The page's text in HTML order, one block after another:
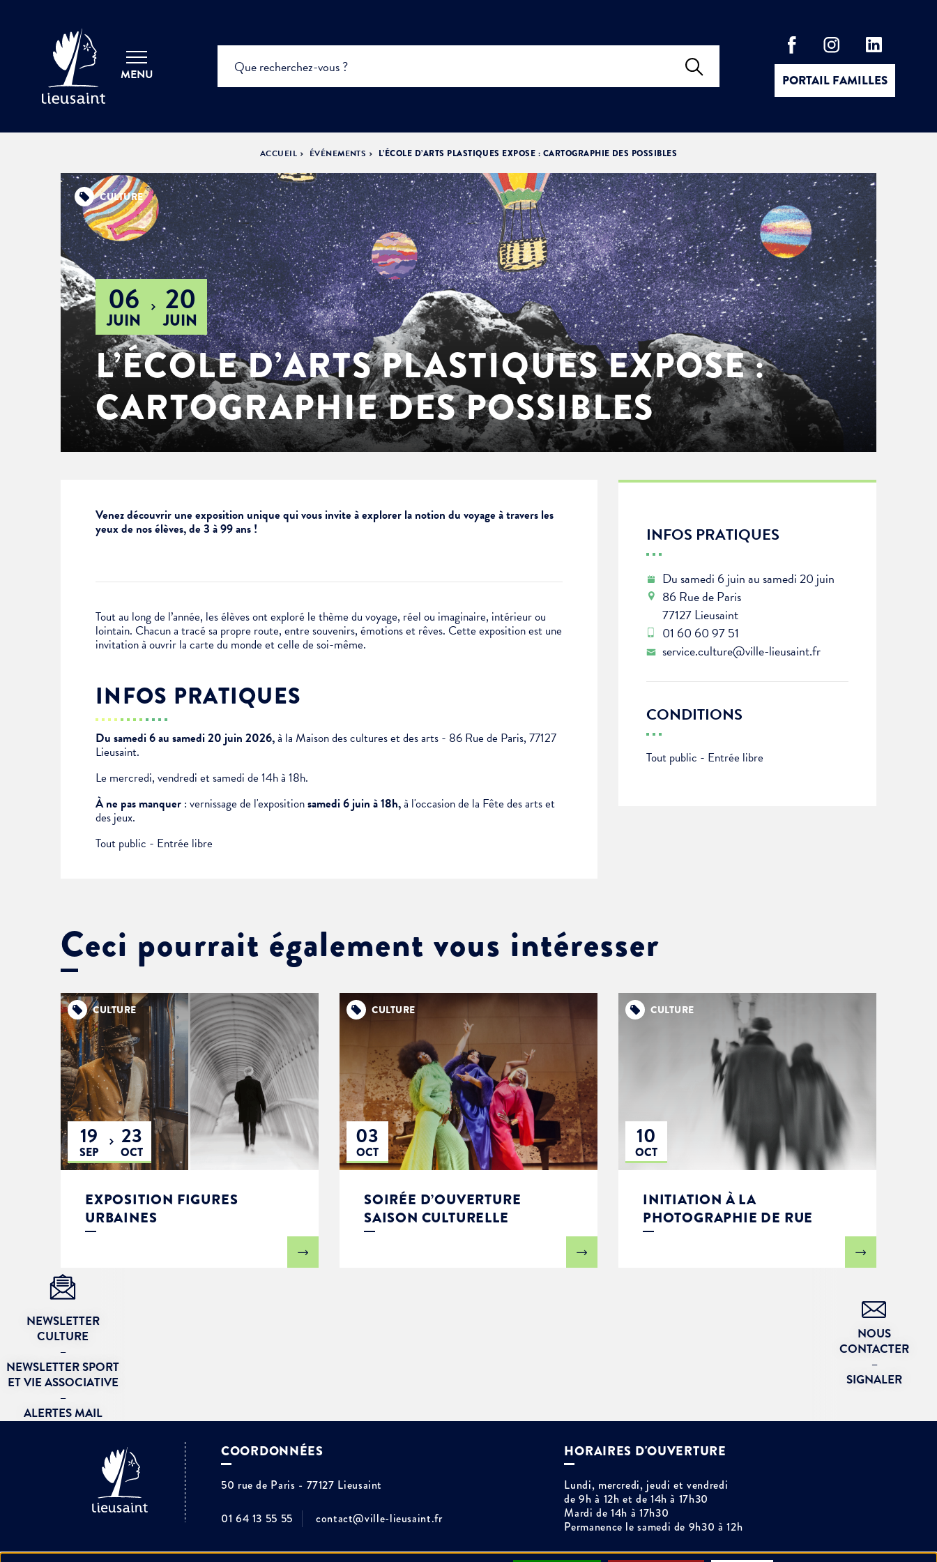
MENU PORTAIL FAMILLES
INFOS
PRATIQUES &
DÉMARCHES
Enfance & jeunesse
Cadre de vie
Culture
Solidarité
Je suis étudiant
Famille
Logement
État-civil & papiers
Location de salles
ACTUALITÉS &
ÉVÈNEMENTS
LA VILLE
Élus du conseil municipal
Séances du Conseil municipal
Actes administratifs
Ville bienveillante
Ville éducative
Ville écologique
DÉMOCRATIE
PARTICIPATIVE
ACCUEIL ÉVÉNEMENTS L’ÉCOLE D’ARTS PLASTIQUES EXPOSE : CARTOGRAPHIE DES POSSIBLES
CULTURE
06
JUIN
20
JUIN
L’ÉCOLE D’ARTS PLASTIQUES EXPOSE :
CARTOGRAPHIE DES POSSIBLES
Venez découvrir une exposition unique qui vous invite à explorer la notion du voyage à travers les
yeux de nos élèves, de 3 à 99 ans !
Tout au long de l’année, les élèves ont exploré le thème du voyage, réel ou imaginaire, intérieur ou
lointain. Chacun a tracé sa propre route, entre souvenirs, émotions et rêves. Cette exposition est une
invitation à ouvrir la carte du monde et celle de soi-même.
INFOS PRATIQUES
Du samedi 6 au samedi 20 juin 2026,à la Maison des cultures et des arts - 86 Rue de Paris, 77127
Lieusaint.
Le mercredi, vendredi et samedi de 14h à 18h.
À ne pas manquer : vernissage de l'expositionsamedi 6 juin à 18h,à l'occasion de la Fête des arts et
des jeux.
Tout public - Entrée libre
INFOS PRATIQUES
Du samedi 6 juin au samedi 20 juin
86 Rue de Paris
77127 Lieusaint
01 60 60 97 51
service.culture@ville-lieusaint.fr
CONDITIONS
Tout public - Entrée libre
Ceci pourrait également vous intéresser
CULTURE
19
SEP
23
OCT
EXPOSITION FIGURES
URBAINES
CULTURE
03
OCT
SOIRÉE D’OUVERTURE
SAISON CULTURELLE
CULTURE
10
OCT
INITIATION À LA
PHOTOGRAPHIE DE RUE
NEWSLETTER
CULTURE
–
NEWSLETTER SPORT
ET VIE ASSOCIATIVE
–
ALERTES MAIL
NOUS
CONTACTER
–
SIGNALER
COORDONNÉES
50 rue de Paris - 77127 Lieusaint
01 64 13 55 55 contact@ville-lieusaint.fr
HORAIRES D'OUVERTURE
Lundi, mercredi, jeudi et vendredi
de 9h à 12h et de 14h à 17h30
Mardi de 14h à 17h30
Permanence le samedi de 9h30 à 12h
Alertes Mail
Newsletter Culture